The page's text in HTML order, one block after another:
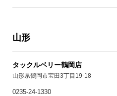
山形
タックルベリー鶴岡店
山形県鶴岡市宝田3丁目19-18
0235-24-1330